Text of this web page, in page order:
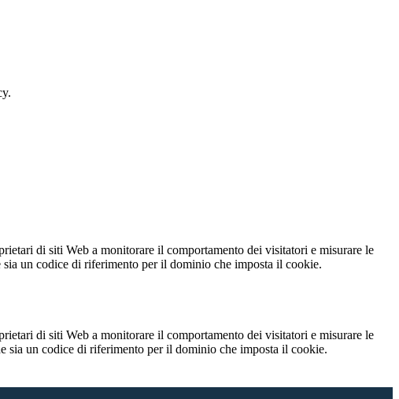
di siti Web a monitorare il comportamento dei visitatori e misurare le
un codice di riferimento per il dominio che imposta il cookie.
di siti Web a monitorare il comportamento dei visitatori e misurare le
sia un codice di riferimento per il dominio che imposta il cookie.